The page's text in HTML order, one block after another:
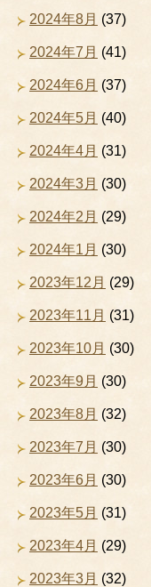
2024年8月 (37)
2024年7月 (41)
2024年6月 (37)
2024年5月 (40)
2024年4月 (31)
2024年3月 (30)
2024年2月 (29)
2024年1月 (30)
2023年12月 (29)
2023年11月 (31)
2023年10月 (30)
2023年9月 (30)
2023年8月 (32)
2023年7月 (30)
2023年6月 (30)
2023年5月 (31)
2023年4月 (29)
2023年3月 (32)